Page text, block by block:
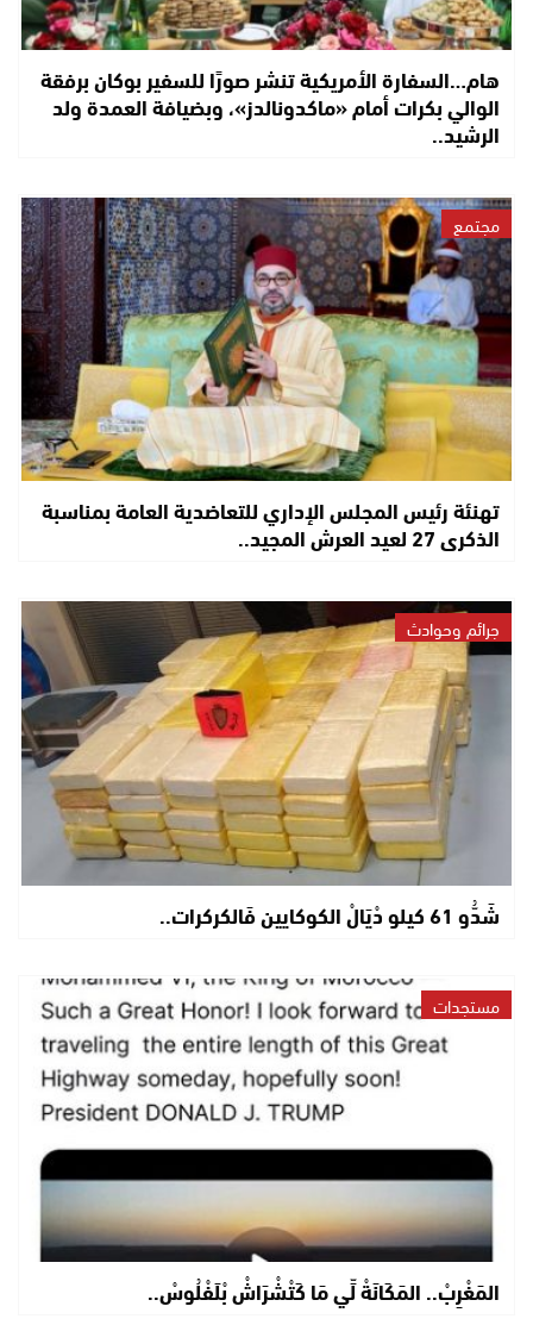
هام…السفارة الأمريكية تنشر صورًا للسفير بوكان برفقة
الوالي بكرات أمام «ماكدونالدز»، وبضيافة العمدة ولد
الرشيد..
مجتمع
تهنئة رئيس المجلس الإداري للتعاضدية العامة بمناسبة
الذكرى 27 لعيد العرش المجيد..
جرائم وحوادث
شَدُّو 61 كيلو دْيَالْ الكوكايين فَالكركرات..
مستجدات
المَغْرِبْ.. المَكَانَةْ لِّي مَا كَتْشْرَاشْ بْلَفْلُوسْ..